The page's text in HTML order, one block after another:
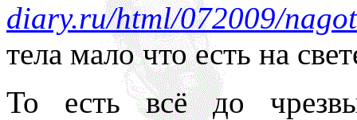
diary.ru/html/072009/
тела мало что есть на
То есть всё до